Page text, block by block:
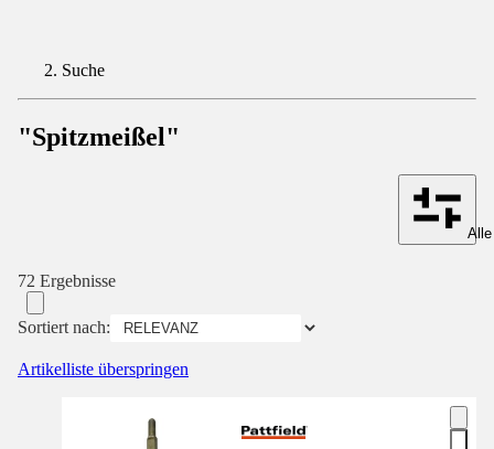
Suche
"Spitzmeißel"
72 Ergebnisse
Sortiert nach:
Artikelliste überspringen